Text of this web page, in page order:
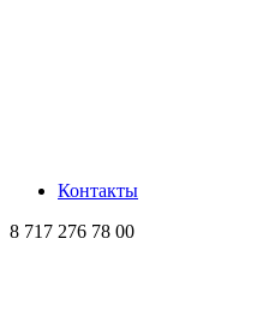
Контакты
8 717 276 78 00